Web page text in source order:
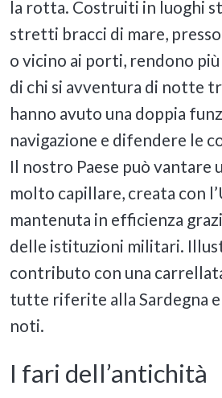
la rotta. Costruiti in luoghi
stretti bracci di mare,
o vicino ai porti, rendono
di chi si avventura di notte
hanno avuto una doppia
navigazione e difendere le
Il nostro Paese può vantare
molto capillare, creata con
mantenuta in efficienza
delle istituzioni militari.
contributo con una
tutte riferite alla Sardegna e
noti.
I fari dell’antichità